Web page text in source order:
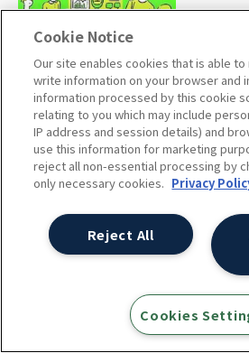
サクッ
ジ
Cookie Notice
Our site enables cookies that is able
write information on your browser and
information processed by this cookie
relating to you which may include
IP address and session details) and
use this information for marketing
reject all non-essential processing by
only necessary cookies. Privacy
Reject All
Cookies